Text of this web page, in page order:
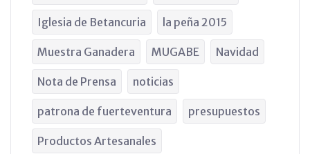
Iglesia de Betancuria la peña 2015
Muestra Ganadera MUGABE Navidad
Nota de Prensa noticias
patrona de fuerteventura presupuestos
Productos Artesanales